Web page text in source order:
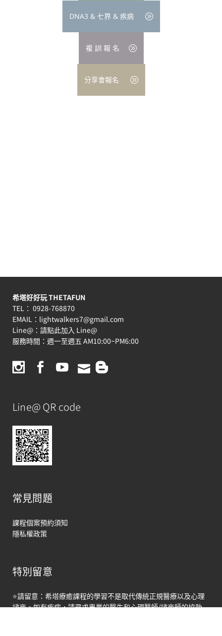
DNA3 & 七界 & 疾病
複 訓 報 名
分享會報名
希塔好好玩 THETAFUN
TEL： 0928-768870
EMAIL： lightwalkers7@gmail.com
Line@： 請點此加入 Line@
服務時間：週一至週五 AM10:00~PM6:00
Line@ QR code
常見問題
課程個案預約須知
隱私權政策
特別留意
⭐請留意：希塔療癒課程的學習不是取代傳統正規醫療以及心理
諮商。如有疾病，請尋求專業的醫生和心理醫師/諮商師的協助
Open
chaty